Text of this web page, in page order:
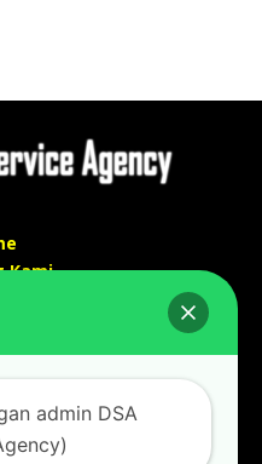
Kami
007 Jatinegara,
admin DSA